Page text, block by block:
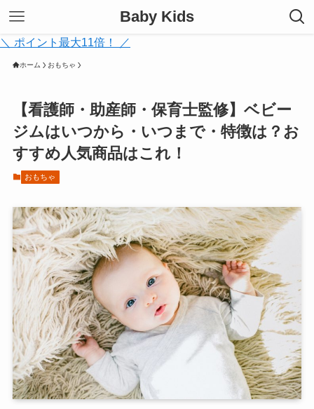
Baby Kids
＼ ポイント最大11倍！ ／
ホーム おもちゃ
【看護師・助産師・保育士監修】ベビー
ジムはいつから・いつまで・特徴は？お
すすめ人気商品はこれ！
おもちゃ